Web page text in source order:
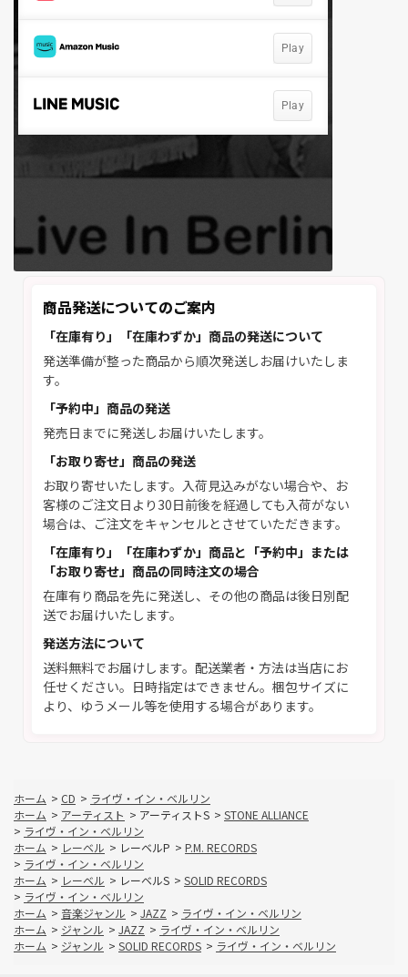
商品発送についてのご案内
「在庫有り」「在庫わずか」商品の発送について
発送準備が整った商品から順次発送しお届けいたしま
す。
「予約中」商品の発送
発売日までに発送しお届けいたします。
「お取り寄せ」商品の発送
お取り寄せいたします。入荷見込みがない場合や、お
客様のご注文日より30日前後を経過しても入荷がない
場合は、ご注文をキャンセルとさせていただきます。
「在庫有り」「在庫わずか」商品と「予約中」または
「お取り寄せ」商品の同時注文の場合
在庫有り商品を先に発送し、その他の商品は後日別配
送でお届けいたします。
発送方法について
送料無料でお届けします。配送業者・方法は当店にお
任せください。日時指定はできません。梱包サイズに
より、ゆうメール等を使用する場合があります。
ホーム > CD > ライヴ・イン・ベルリン
ホーム > アーティスト > アーティストS > STONE ALLIANCE
> ライヴ・イン・ベルリン
ホーム > レーベル > レーベルP > P.M. RECORDS
> ライヴ・イン・ベルリン
ホーム > レーベル > レーベルS > SOLID RECORDS
> ライヴ・イン・ベルリン
ホーム > 音楽ジャンル > JAZZ > ライヴ・イン・ベルリン
ホーム > ジャンル > JAZZ > ライヴ・イン・ベルリン
ホーム > ジャンル > SOLID RECORDS > ライヴ・イン・ベルリン